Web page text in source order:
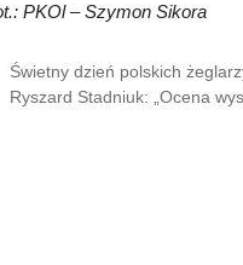
PKOl – Szymon Sikora
Świetny dzień polskich
Ryszard Stadniuk: „Ocena